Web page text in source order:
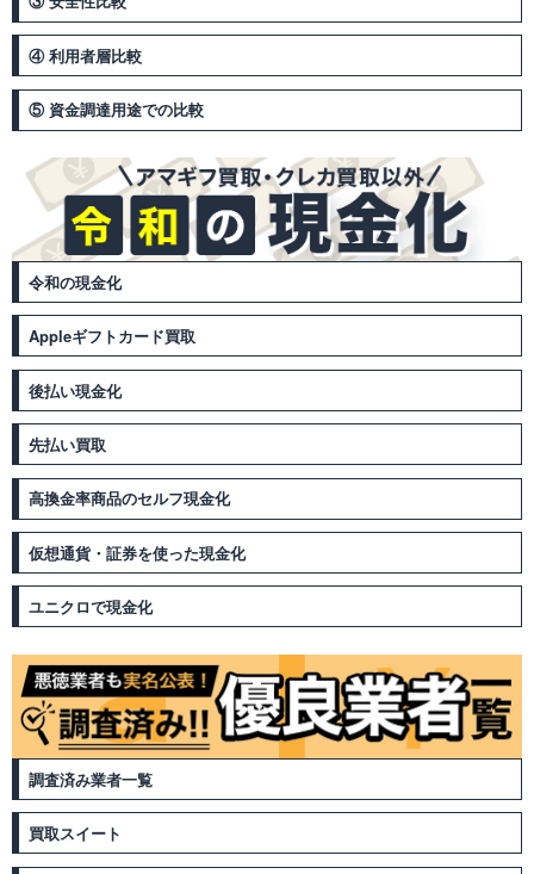
④ 利用者層比較
⑤ 資金調達用途での比較
令和の現金化
Appleギフトカード買取
後払い現金化
先払い買取
高換金率商品のセルフ現金化
仮想通貨・証券を使った現金化
ユニクロで現金化
調査済み業者一覧
買取スイート